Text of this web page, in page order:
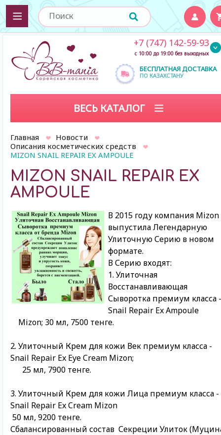
БЕСПЛАТНАЯ ДОСТАВКА
ПО КАЗАХСТАНУ
+7 (747) 142-59-93
с 10:00 до 19:00 без выходных
ВЕСЬ КАТАЛОГ
Главная
Новости
Описания косметических средств
MIZON SNAIL REPAIR EX AMPOULE
MIZON SNAIL REPAIR EX
AMPOULE
В 2015 году компания Mizon
выпустила Легендарную
Улиточную Серию в новом
формате.
В Серию входят:
1. Улиточная
Восстанавливающая
Сыворотка премиум класса -
Snail Repair Ex Ampoule
Mizon; 30 мл, 7500 тенге.
2. Улиточный Крем для кожи Век премиум класса -
Snail Repair Ex Eye Cream Mizon;
25 мл, 7900 тенге.
3. Улиточный Крем для кожи Лица премиум класса -
Snail Repair Ex Cream Mizon
50 мл, 9200 тенге.
Сбалансированный состав Секреции Улиток